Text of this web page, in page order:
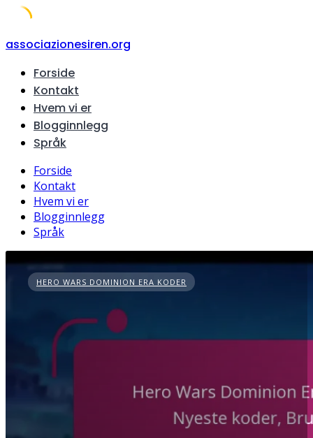
Skip
content
associazionesiren.org
Forside
Kontakt
Hvem vi er
Blogginnlegg
Språk
Forside
Kontakt
Hvem vi er
Blogginnlegg
Språk
HERO WARS DOMINION ERA KODER